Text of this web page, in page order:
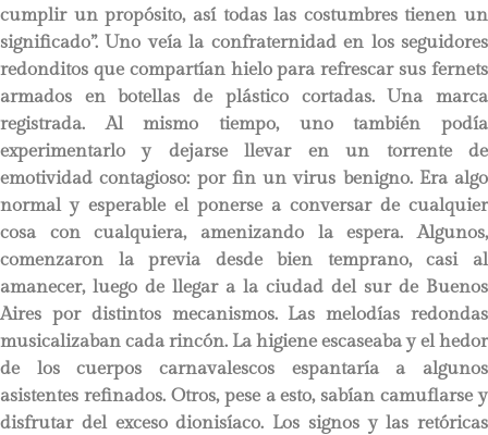
cumplir un propósito, así todas las costumbres tienen un
significado”. Uno veía la confraternidad en los seguidores
redonditos que compartían hielo para refrescar sus fernets
armados en botellas de plástico cortadas. Una marca
registrada. Al mismo tiempo, uno también podía
experimentarlo y dejarse llevar en un torrente de
emotividad contagioso: por fin un virus benigno. Era algo
normal y esperable el ponerse a conversar de cualquier
cosa con cualquiera, amenizando la espera. Algunos,
comenzaron la previa desde bien temprano, casi al
amanecer, luego de llegar a la ciudad del sur de Buenos
Aires por distintos mecanismos. Las melodías redondas
musicalizaban cada rincón. La higiene escaseaba y el hedor
de los cuerpos carnavalescos espantaría a algunos
asistentes refinados. Otros, pese a esto, sabían camuflarse y
disfrutar del exceso dionisíaco. Los signos y las retóricas